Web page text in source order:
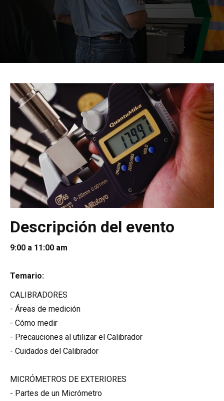
Descripción del evento
9:00 a 11:00 am
Temario:
CALIBRADORES
- Áreas de medición
- Cómo medir
- Precauciones al utilizar el Calibrador
- Cuidados del Calibrador
MICRÓMETROS DE EXTERIORES
- Partes de un Micrómetro